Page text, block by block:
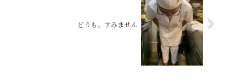
どうも、すみません